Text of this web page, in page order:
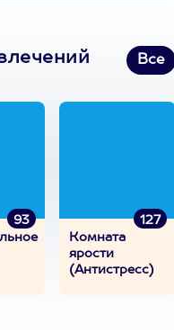
Все
93
127
Комната
ярости
(Антистресс)